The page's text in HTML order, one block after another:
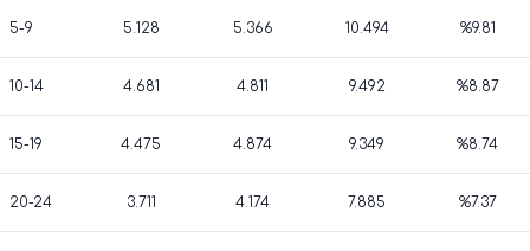
5-9 5.128 5.366 10.494 %9.81
10-14 4.681 4.811 9.492 %8.87
15-19 4.475 4.874 9.349 %8.74
20-24 3.711 4.174 7.885 %7.37